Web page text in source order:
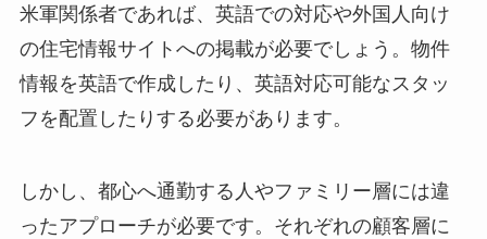
米軍関係者であれば、英語での対応や外国人向け
の住宅情報サイトへの掲載が必要でしょう。物件
情報を英語で作成したり、英語対応可能なスタッ
フを配置したりする必要があります。
しかし、都心へ通勤する人やファミリー層には違
ったアプローチが必要です。それぞれの顧客層に